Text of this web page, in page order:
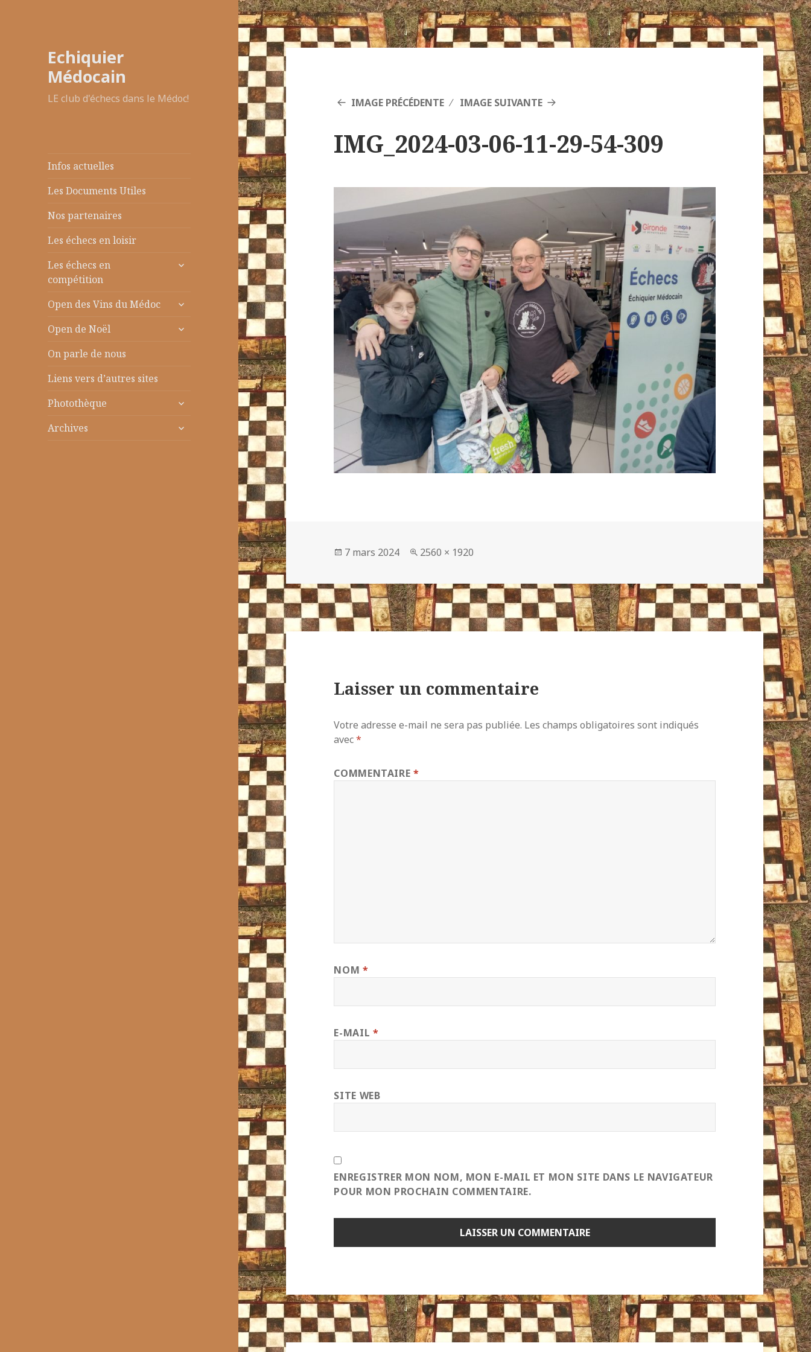
Echiquier
Médocain
LE club d'échecs dans le Médoc!
Infos actuelles
Les Documents Utiles
Nos partenaires
Les échecs en loisir
Les échecs en
compétition
ouvrir
menu
Open des Vins du Médoc
ouvrir
sous-
Open de Noël
ouvrir
On parle de nous
Liens vers d’autres sites
Photothèque
ouvrir
sous-
Archives
ouvrir
IMAGE PRÉCÉDENTE IMAGE SUIVANTE
IMG_2024-03-06-11-29-54-309
Publié
7 mars 2024
Taille
2560 × 1920
Laisser un commentaire
Votre adresse e-mail ne sera pas publiée. Les champs obligatoires sont indiqués
avec*
COMMENTAIRE*
NOM *
E-MAIL *
SITE WEB
ENREGISTRER MON NOM, MON E-MAIL ET MON SITE DANS LE NAVIGATEUR
POUR MON PROCHAIN COMMENTAIRE.